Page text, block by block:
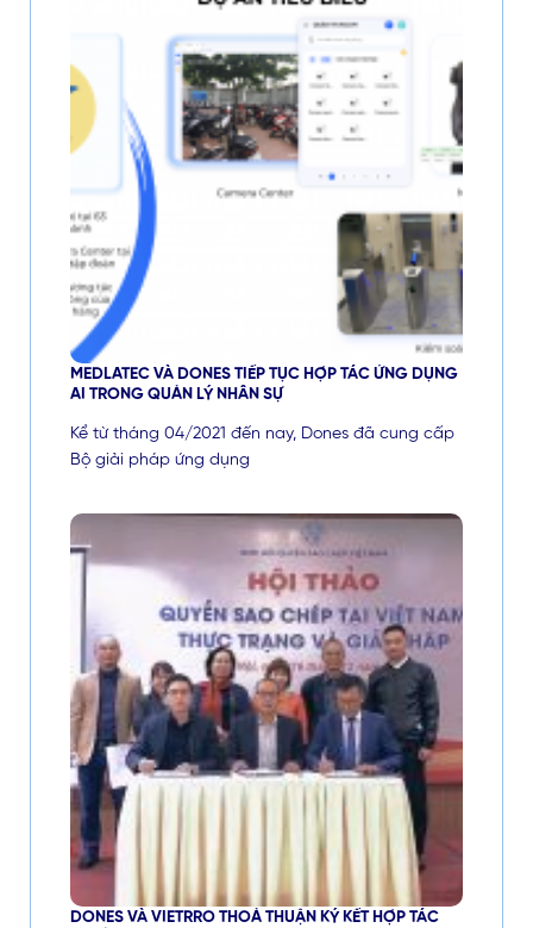
MEDLATEC VÀ DONES TIẾP TỤC HỢP TÁC ỨNG DỤNG
AI TRONG QUẢN LÝ NHÂN SỰ
Kể từ tháng 04/2021 đến nay, Dones đã cung cấp
Bộ giải pháp ứng dụng
DONES VÀ VIETRRO THOẢ THUẬN KÝ KẾT HỢP TÁC